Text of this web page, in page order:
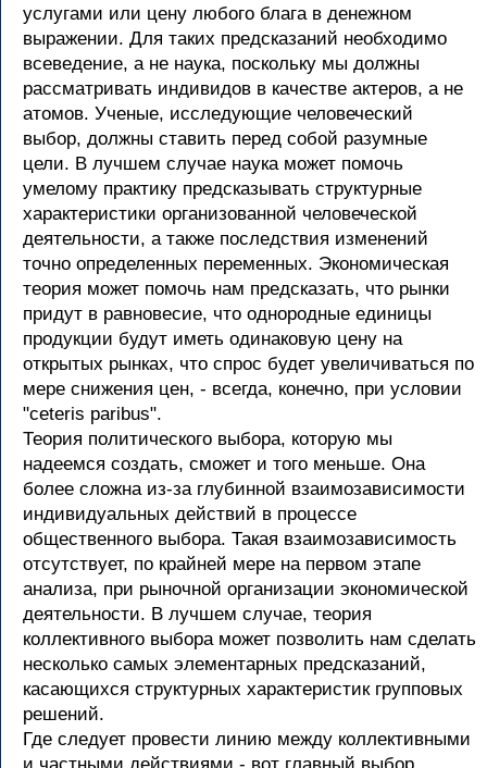
услугами или цену любого блага в денежном
выражении. Для таких предсказаний необходимо
всеведение, а не наука, поскольку мы должны
рассматривать индивидов в качестве актеров, а не
атомов. Ученые, исследующие человеческий
выбор, должны ставить перед собой разумные
цели. В лучшем случае наука может помочь
умелому практику предсказывать структурные
характеристики организованной человеческой
деятельности, а также последствия изменений
точно определенных переменных. Экономическая
теория может помочь нам предсказать, что рынки
придут в равновесие, что однородные единицы
продукции будут иметь одинаковую цену на
открытых рынках, что спрос будет увеличиваться по
мере снижения цен, - всегда, конечно, при условии
"ceteris paribus".
Теория политического выбора, которую мы
надеемся создать, сможет и того меньше. Она
более сложна из-за глубинной взаимозависимости
индивидуальных действий в процессе
общественного выбора. Такая взаимозависимость
отсутствует, по крайней мере на первом этапе
анализа, при рыночной организации экономической
деятельности. В лучшем случае, теория
коллективного выбора может позволить нам сделать
несколько самых элементарных предсказаний,
касающихся структурных характеристик групповых
решений.
Где следует провести линию между коллективными